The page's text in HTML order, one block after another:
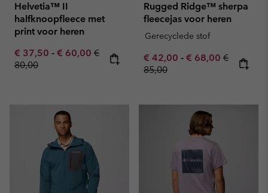
Helvetia™ II
halfknoopfleece met
print voor heren
Minimum sale price:
€ 37,50 - Maximum sale price:
€ 60,00 Regular price:
€
80,00
Rugged Ridge™ sherpa
fleecejas voor heren
Gerecyclede stof
Minimum sale price:
€ 42,00 - Maximum sale
€ 68,00 Regular
€
85,00